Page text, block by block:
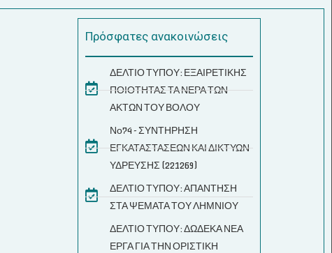
Πρόσφατες ανακοινώσεις
ΔΕΛΤΙΟ ΤΥΠΟΥ: ΕΞΑΙΡΕΤΙΚΗΣ
ΠΟΙΟΤΗΤΑΣ ΤΑ ΝΕΡΑ ΤΩΝ
ΑΚΤΩΝ ΤΟΥ ΒΟΛΟΥ
Νο74 - ΣΥΝΤΗΡΗΣΗ
ΕΓΚΑΤΑΣΤΑΣΕΩΝ ΚΑΙ ΔΙΚΤΥΩΝ
ΥΔΡΕΥΣΗΣ (221269)
ΔΕΛΤΙΟ ΤΥΠΟΥ: ΑΠΑΝΤΗΣΗ
ΣΤΑ ΨΕΜΑΤΑ ΤΟΥ ΛΗΜΝΙΟΥ
ΔΕΛΤΙΟ ΤΥΠΟΥ: ΔΩΔΕΚΑ ΝΕΑ
ΕΡΓΑ ΓΙΑ ΤΗΝ ΟΡΙΣΤΙΚΗ